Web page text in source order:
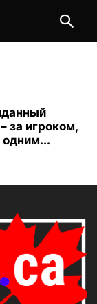
за игроком,
одним...